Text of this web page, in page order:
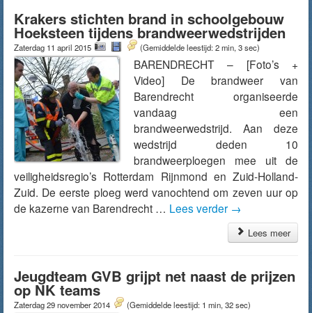
Krakers stichten brand in schoolgebouw
Hoeksteen tijdens brandweerwedstrijden
Zaterdag 11 april 2015 (Gemiddelde leestijd: 2 min, 3 sec)
BARENDRECHT – [Foto’s +
Video] De brandweer van
Barendrecht organiseerde
vandaag een
brandweerwedstrijd. Aan deze
wedstrijd deden 10
brandweerploegen mee uit de
veiligheidsregio’s Rotterdam Rijnmond en Zuid-Holland-
Zuid. De eerste ploeg werd vanochtend om zeven uur op
de kazerne van Barendrecht … Lees verder →
Lees meer
Jeugdteam GVB grijpt net naast de prijzen
op NK teams
Zaterdag 29 november 2014 (Gemiddelde leestijd: 1 min, 32 sec)